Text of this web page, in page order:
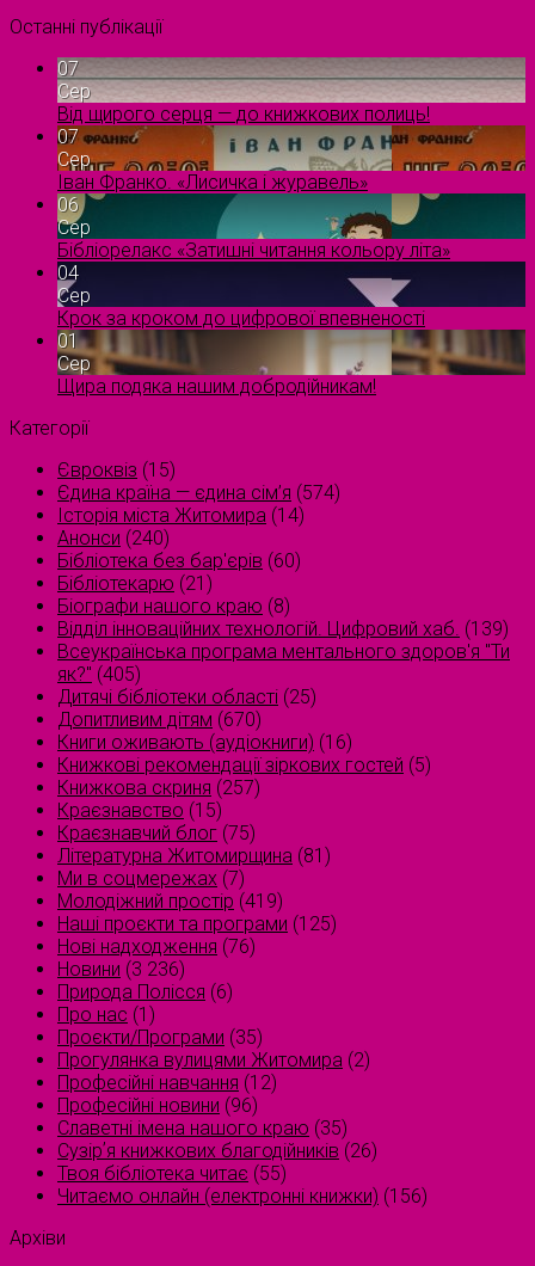
Останні публікації
07
Сер
Від щирого серця — до книжкових полиць!
07
Сер
Іван Франко. «Лисичка і журавель»
06
Сер
Бібліорелакс «Затишні читання кольору літа»
04
Сер
Крок за кроком до цифрової впевненості
01
Сер
Щира подяка нашим добродійникам!
Категорії
Євроквіз (15)
Єдина країна — єдина сім’я (574)
Історія міста Житомира (14)
Анонси (240)
Бібліотека без бар'єрів (60)
Бібліотекарю (21)
Біографи нашого краю (8)
Відділ інноваційних технологій. Цифровий хаб. (139)
Всеукраїнська програма ментального здоров'я "Ти
як?" (405)
Дитячі бібліотеки області (25)
Допитливим дітям (670)
Книги оживають (аудіокниги) (16)
Книжкові рекомендації зіркових гостей (5)
Книжкова скриня (257)
Краєзнавство (15)
Краєзнавчий блог (75)
Літературна Житомирщина (81)
Ми в соцмережах (7)
Молодіжний простір (419)
Наші проєкти та програми (125)
Нові надходження (76)
Новини (3 236)
Природа Полісся (6)
Про нас (1)
Проєкти/Програми (35)
Прогулянка вулицями Житомира (2)
Професійні навчання (12)
Професійні новини (96)
Славетні імена нашого краю (35)
Сузірʼя книжкових благодійників (26)
Твоя бібліотека читає (55)
Читаємо онлайн (електронні книжки) (156)
Архіви